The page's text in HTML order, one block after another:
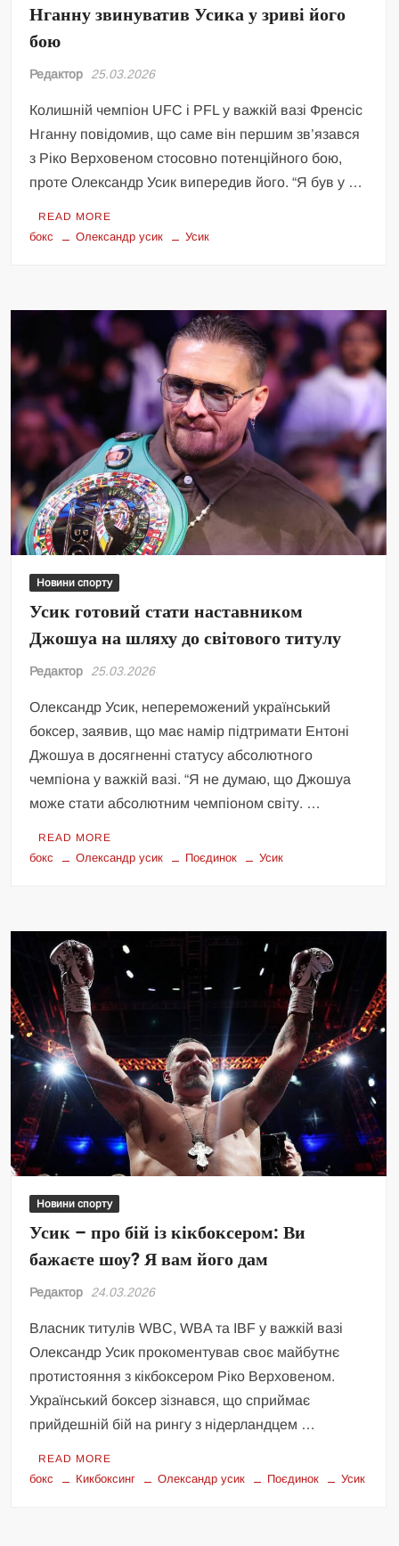
Нганну звинуватив Усика у зриві його
бою
Редактор 25.03.2026
Колишній чемпіон UFC і PFL у важкій вазі Френсіс
Нганну повідомив, що саме він першим зв’язався
з Ріко Верховеном стосовно потенційного бою,
проте Олександр Усик випередив його. “Я був у …
READ MORE
бокс Олександр усик Усик
Новини спорту
Усик готовий стати наставником
Джошуа на шляху до світового титулу
Редактор 25.03.2026
Олександр Усик, непереможений український
боксер, заявив, що має намір підтримати Ентоні
Джошуа в досягненні статусу абсолютного
чемпіона у важкій вазі. “Я не думаю, що Джошуа
може стати абсолютним чемпіоном світу. …
READ MORE
бокс Олександр усик Поєдинок Усик
Новини спорту
Усик – про бій із кікбоксером: Ви
бажаєте шоу? Я вам його дам
Редактор 24.03.2026
Власник титулів WBC, WBA та IBF у важкій вазі
Олександр Усик прокоментував своє майбутнє
протистояння з кікбоксером Ріко Верховеном.
Український боксер зізнався, що сприймає
прийдешній бій на рингу з нідерландцем …
READ MORE
бокс Кикбоксинг Олександр усик Поєдинок Усик